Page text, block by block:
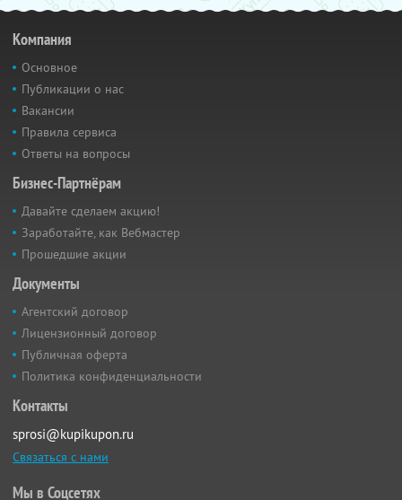
Компания
Основное
Публикации о нас
Вакансии
Правила сервиса
Ответы на вопросы
Бизнес-Партнёрам
Давайте сделаем акцию!
Заработайте, как Вебмастер
Прошедшие акции
Документы
Агентский договор
Лицензионный договор
Публичная оферта
Политика конфиденциальности
Контакты
sprosi@kupikupon.ru
Связаться с нами
Мы в Соцсетях